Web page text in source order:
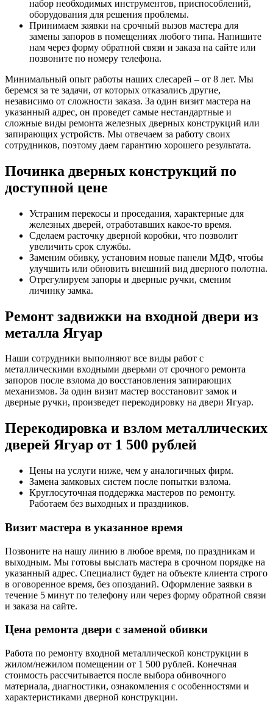
набор необходимых инструментов, приспособлений,
оборудования для решения проблемы.
Принимаем заявки на срочный вызов мастера для
замены запоров в помещениях любого типа. Напишите
нам через форму обратной связи и заказа на сайте или
позвоните по номеру телефона.
Минимальный опыт работы наших слесарей – от 8 лет. Мы
беремся за те задачи, от которых отказались другие,
независимо от сложности заказа. За один визит мастера на
указанный адрес, он проведет самые нестандартные и
сложные виды ремонта железных дверных конструкций или
запирающих устройств. Мы отвечаем за работу своих
сотрудников, поэтому даем гарантию хорошего результата.
Починка дверных конструкций по
доступной цене
Устраним перекосы и проседания, характерные для
железных дверей, отработавших какое-то время.
Сделаем расточку дверной коробки, что позволит
увеличить срок службы.
Заменим обивку, установим новые панели МДФ, чтобы
улучшить или обновить внешний вид дверного полотна.
Отрегулируем запоры и дверные ручки, сменим
личинку замка.
Ремонт задвижки на входной двери из
металла Ягуар
Наши сотрудники выполняют все виды работ с
металлическими входными дверьми от срочного ремонта
запоров после взлома до восстановления запирающих
механизмов. За один визит мастер восстановит замок и
дверные ручки, произведет перекодировку на двери Ягуар.
Перекодировка и взлом металлических
дверей Ягуар от 1 500 рублей
Цены на услуги ниже, чем у аналогичных фирм.
Замена замковых систем после попытки взлома.
Круглосуточная поддержка мастеров по ремонту.
Работаем без выходных и праздников.
Визит мастера в указанное время
Позвоните на нашу линию в любое время, по праздникам и
выходным. Мы готовы выслать мастера в срочном порядке на
указанный адрес. Специалист будет на объекте клиента строго
в оговоренное время, без опозданий. Оформление заявки в
течение 5 минут по телефону или через форму обратной связи
и заказа на сайте.
Цена ремонта двери с заменой обивки
Работа по ремонту входной металлической конструкции в
жилом/нежилом помещении от 1 500 рублей. Конечная
стоимость рассчитывается после выбора обивочного
материала, диагностики, ознакомления с особенностями и
характеристиками дверной конструкции.